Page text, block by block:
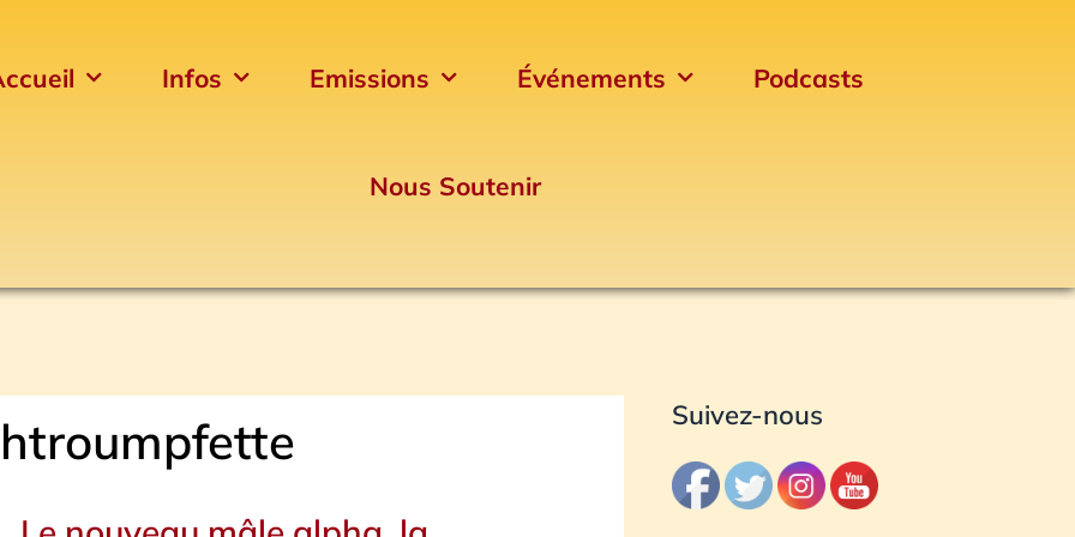
Infos Emissions Événements Podcasts
Nous Soutenir
Suivez-nous
Archives